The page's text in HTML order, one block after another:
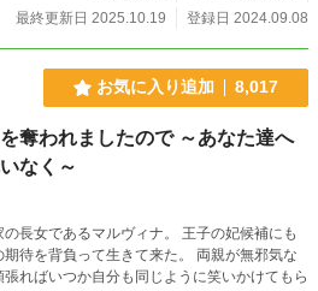
最終更新日 2025.10.19
登録日 2024.09.08
お気に入り追加 8,017
奪われましたので ～あなた達へ
なく～
長女であるマルヴィナ。 王子の妃候補にも
って生きて来た。 両親が無邪気な
ればいつか自分も同じように笑いかけてもら